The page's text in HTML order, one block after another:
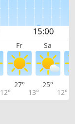
Fr Sa
12°
27°
13°
25°
12°